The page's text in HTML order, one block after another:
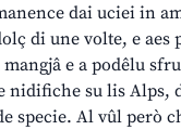
dai uciei in
di une volte, e aes
e a podêlu
nidifiche su lis Alps,
specie. Al vûl però